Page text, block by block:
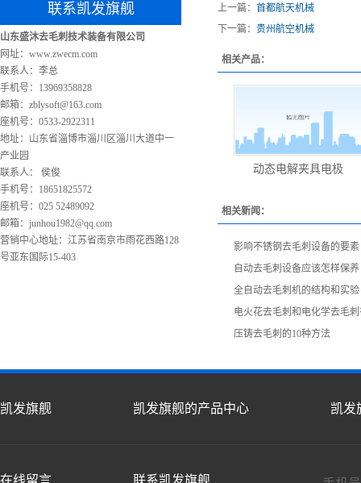
联系凯发旗舰
山东盛沐去毛刺技术装备有限公司
网址：www.zwecm.com
联系人：李总
手机号：13969358828
邮箱： zblysoft@163.com
座机号：0533-2922311
地址：山东省淄博市淄川区淄川大道中一
产业园
联系人： 侯俊
手机号：18651825572
座机号：025 52489092
邮箱： junhou1982@qq.com
营销中心地址：江苏省南京市雨花西路128
号亚东国际15-403
上一篇： 首都航天机械
下一篇： 贵州航空机械
相关产品：
动态电解夹具电极
相关新闻：
影响不锈钢去毛刺设备的要素
自动去毛刺设备应该怎样保养
全自动去毛刺机的结构和实验
电火花去毛刺和电化学去毛
压铸去毛刺的10种方法
凯发旗舰 凯发旗舰的产品中心 凯发
在线留言 联系凯发旗舰